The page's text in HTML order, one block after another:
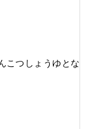
こつしょうゆとな